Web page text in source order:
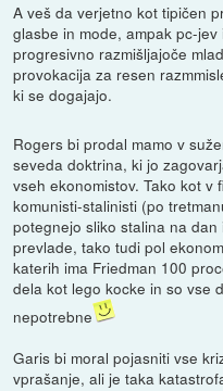
A veš da verjetno kot tipičen
glasbe in mode, ampak pc-
progresivno razmišljajoče
provokacija za resen
ki se dogajajo.
Rogers bi prodal mamo v
seveda doktrina, ki jo
vseh ekonomistov. Tako kot v
komunisti-stalinisti (po
potegnejo sliko stalina na
prevlade, tako tudi pol
katerih ima Friedman 100
dela kot lego kocke in so vse
nepotrebne
Garis bi moral pojasniti vse
vprašanje, ali je taka